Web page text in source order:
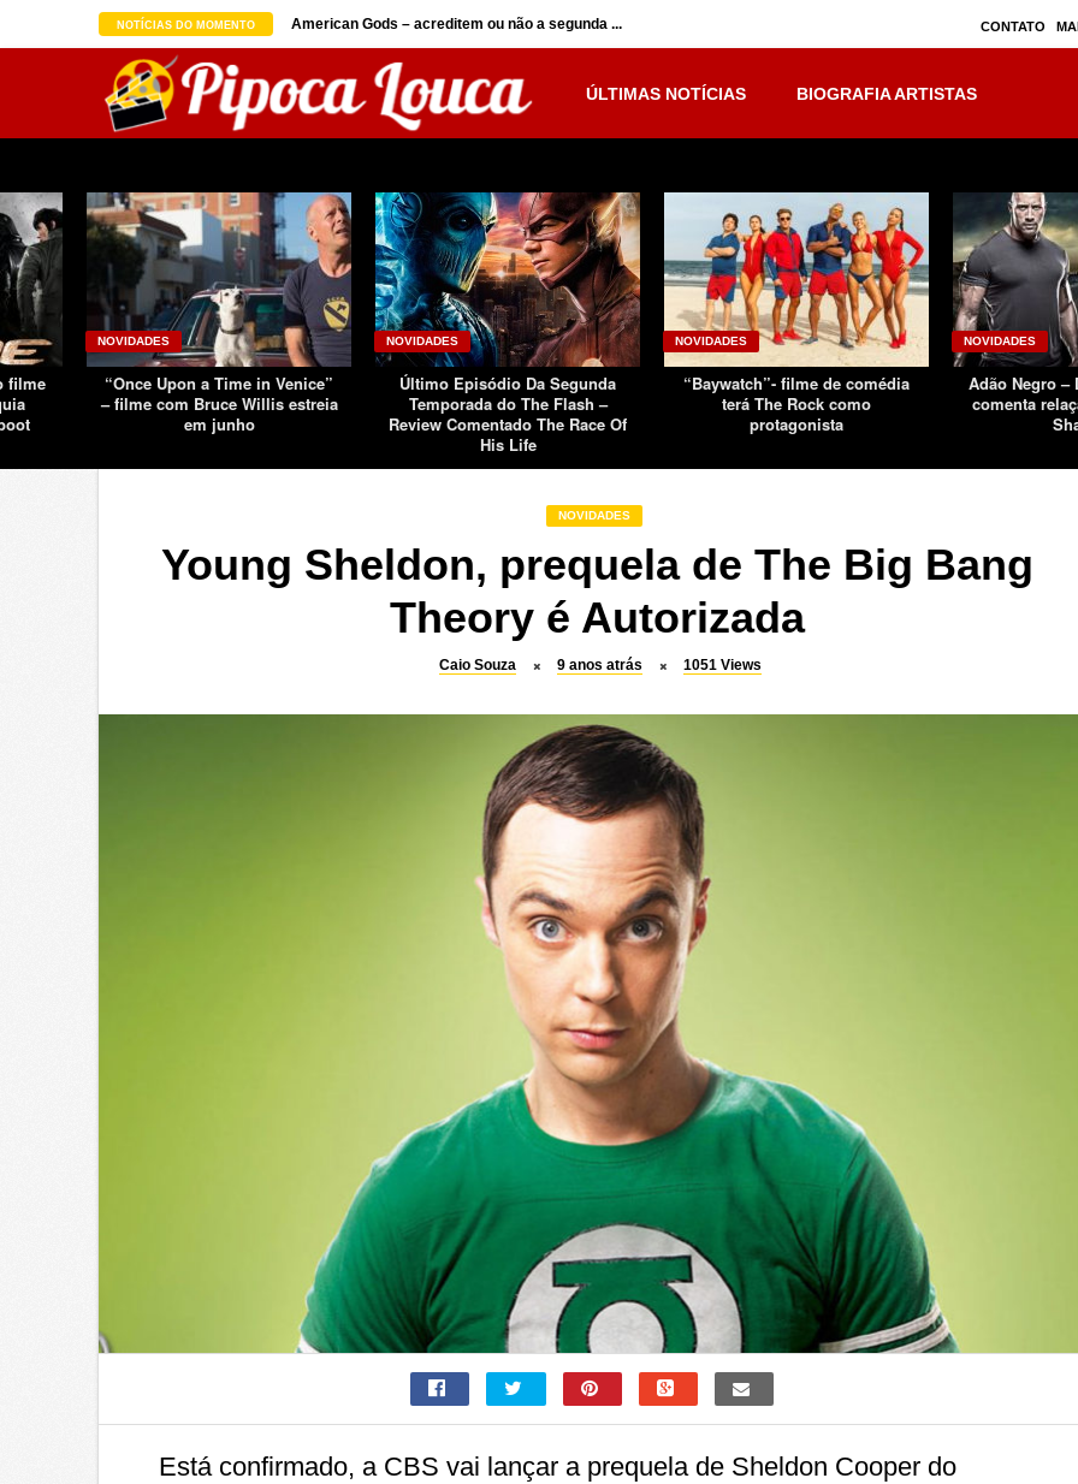
NOTÍCIAS DO MOMENTO
seguindo sucesso d ... American Gods – acreditem ou não a segunda ... Inumanos – série seguirá separada, mas no ...
CONTATO
ÚLTIMAS NOTÍCIAS BIOGRAFIA ARTISTAS
filme
NOVIDADES
“Once Upon a Time in Venice”
– filme com Bruce Willis estreia
em junho
NOVIDADES
Último Episódio Da Segunda
Temporada do The Flash –
Review Comentado The Race Of
His Life
NOVIDADES
“Baywatch”- filme de comédia
terá The Rock como
protagonista
NOVIDADES
Adão Negro –
comenta
NOVIDADES
Young Sheldon, prequela de The Big Bang
Theory é Autorizada
Caio Souza 9 anos atrás 1051 Views
Está confirmado, a CBS vai lançar a prequela de Sheldon Cooper do